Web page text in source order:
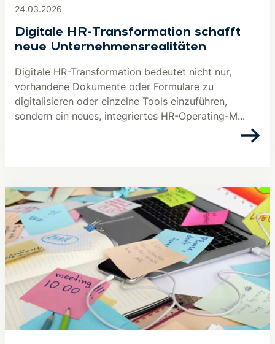
24.03.2026
Digitale HR-Transformation schafft
neue Unternehmensrealitäten
Digitale HR-Transformation bedeutet nicht nur,
vorhandene Dokumente oder Formulare zu
digitalisieren oder einzelne Tools einzuführen,
sondern ein neues, integriertes HR-Operating-M...